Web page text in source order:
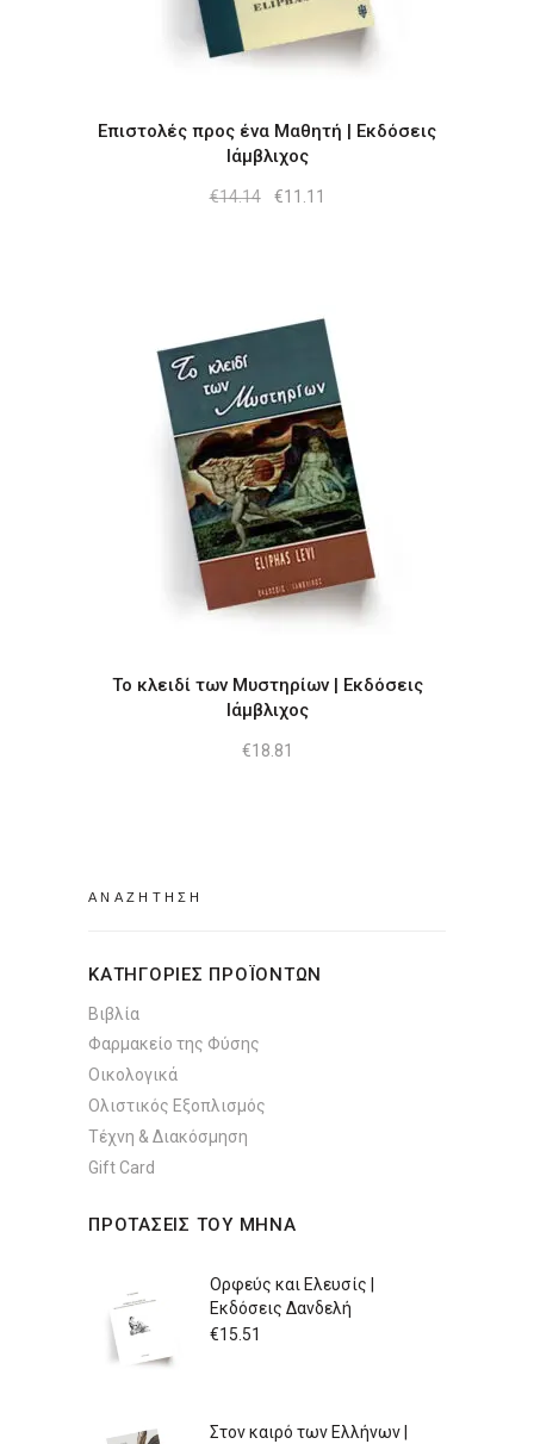
Επιστολές προς ένα Μαθητή | Εκδόσεις
Ιάμβλιχος
€14.14
Original
€11.11
Το κλειδί των Μυστηρίων | Εκδόσεις
Ιάμβλιχος
€18.81
ΚΑΤΗΓΟΡΙΕΣ ΠΡΟΪΟΝΤΩΝ
Βιβλία
Φαρμακείο της Φύσης
Οικολογικά
Ολιστικός Εξοπλισμός
Τέχνη & Διακόσμηση
Gift Card
ΠΡΟΤΑΣΕΙΣ ΤΟΥ ΜΗΝΑ
Ορφεύς και Ελευσίς |
Εκδόσεις Δανδελή
€15.51
Στον καιρό των Ελλήνων |